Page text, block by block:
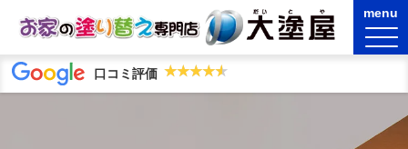
口コミ評価 ★★★★★
★★★★★